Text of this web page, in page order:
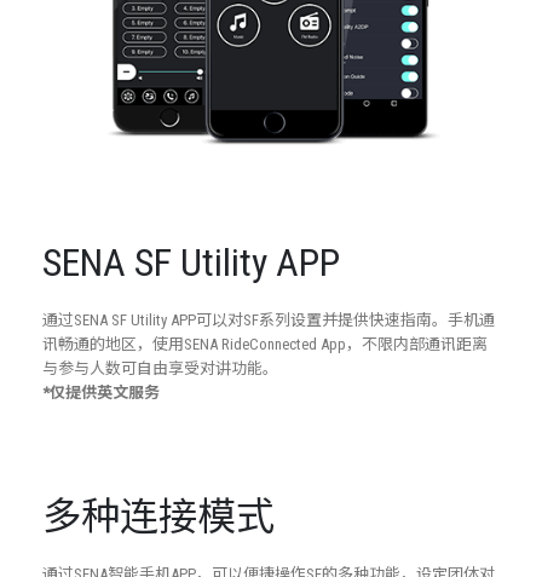
SENA SF Utility APP
通过SENA SF Utility APP可以对SF系列设置并提供快速指南。手机通
讯畅通的地区，使用SENA RideConnected App，不限内部通讯距离
与参与人数可自由享受对讲功能。
*仅提供英文服务
多种连接模式